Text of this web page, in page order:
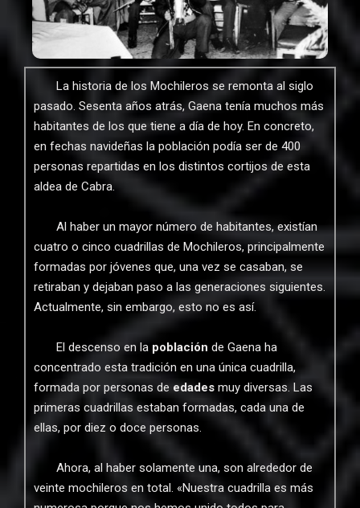
La historia de los Mochileros se remonta al siglo
pasado. Sesenta años atrás, Gaena tenía muchos más
habitantes de los que tiene a día de hoy. En concreto,
en fechas navideñas la población podía ser de 400
personas repartidas en los distintos cortijos de esta
aldea de Cabra.
Al haber un mayor número de habitantes, existían
cuatro o cinco cuadrillas de Mochileros, principalmente
formadas por jóvenes que, una vez se casaban, se
retiraban y dejaban paso a las generaciones siguientes.
Actualmente, sin embargo, esto no es así.
El descenso en la población de Gaena ha
concentrado esta tradición en una única cuadrilla,
formada por personas de edades muy diversas. Las
primeras cuadrillas estaban formadas, cada una de
ellas, por diez o doce personas.
Ahora, al haber solamente una, son alrededor de
veinte mochileros en total. «Nuestra cuadrilla es más